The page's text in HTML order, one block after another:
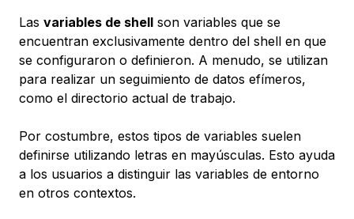
Las variables de shell son variables que se
encuentran exclusivamente dentro del shell en que
se configuraron o definieron. A menudo, se utilizan
para realizar un seguimiento de datos efímeros,
como el directorio actual de trabajo.
Por costumbre, estos tipos de variables suelen
definirse utilizando letras en mayúsculas. Esto ayuda
a los usuarios a distinguir las variables de entorno
en otros contextos.